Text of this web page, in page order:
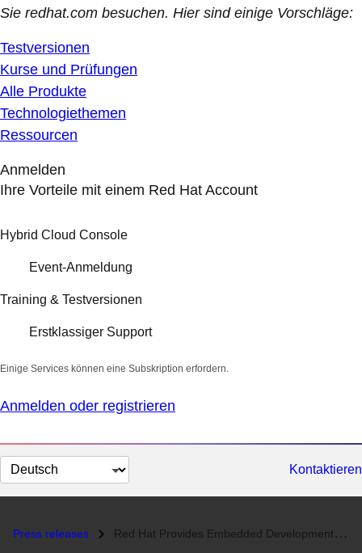
Sie redhat.com besuchen. Hier sind einige Vorschläge:
Testversionen
Kurse und Prüfungen
Alle Produkte
Technologiethemen
Ressourcen
Anmelden
Ihre Vorteile mit einem Red Hat Account
Hybrid Cloud Console
Event-Anmeldung
Training & Testversionen
Erstklassiger Support
Einige Services können eine Subskription erfordern.
Anmelden oder registrieren
Sprache
auswählen
Kontaktieren
Press releases Red Hat Provides Embedded Development Tools for Sanyo Processor...